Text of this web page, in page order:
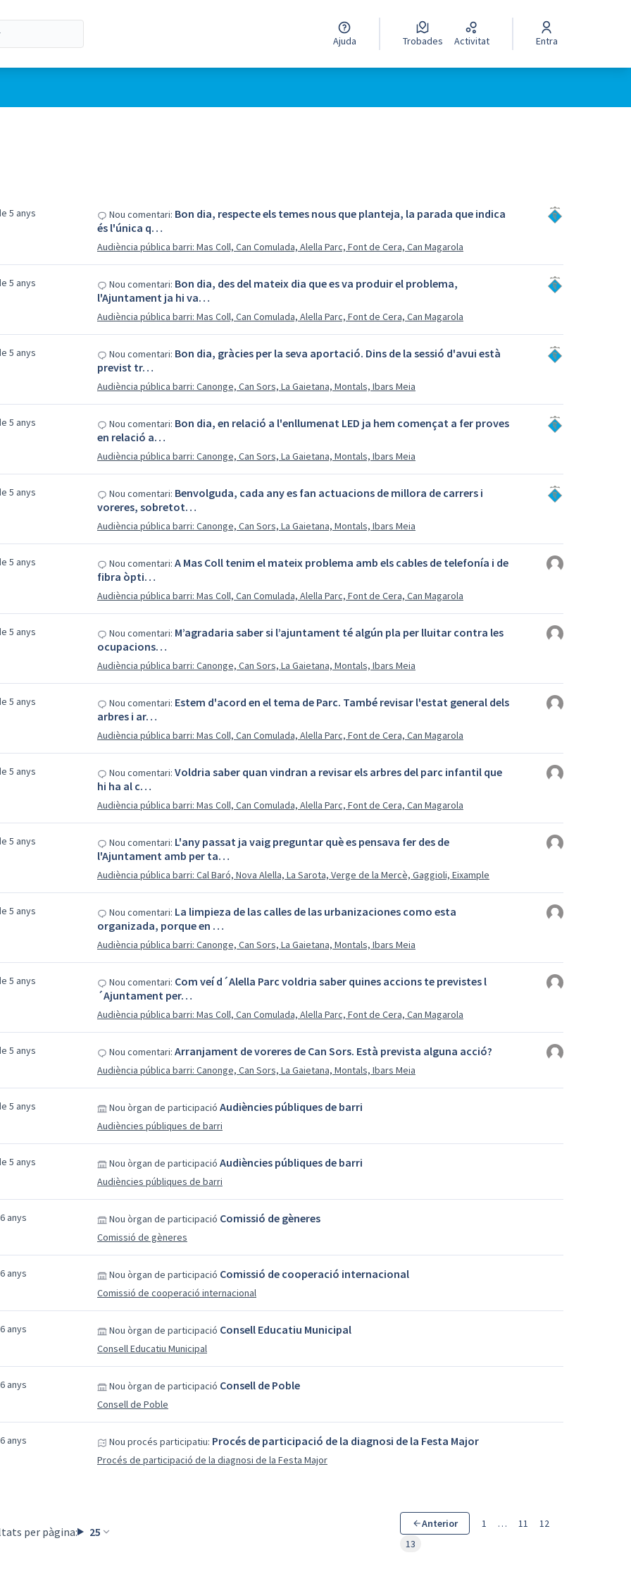
Ajuda Trobades Activitat Entra
5 anys Nou comentari: Bon dia, respecte els temes nous que planteja, la parada que indica
és l'única q…
Audiència pública barri: Mas Coll, Can Comulada, Alella Parc, Font de Cera, Can Magarola
5 anys Nou comentari: Bon dia, des del mateix dia que es va produir el problema,
l'Ajuntament ja hi va…
Audiència pública barri: Mas Coll, Can Comulada, Alella Parc, Font de Cera, Can Magarola
5 anys Nou comentari: Bon dia, gràcies per la seva aportació. Dins de la sessió d'avui està
previst tr…
Audiència pública barri: Canonge, Can Sors, La Gaietana, Montals, Ibars Meia
5 anys Nou comentari: Bon dia, en relació a l'enllumenat LED ja hem començat a fer proves
en relació a…
Audiència pública barri: Canonge, Can Sors, La Gaietana, Montals, Ibars Meia
5 anys Nou comentari: Benvolguda, cada any es fan actuacions de millora de carrers i
voreres, sobretot…
Audiència pública barri: Canonge, Can Sors, La Gaietana, Montals, Ibars Meia
5 anys Nou comentari: A Mas Coll tenim el mateix problema amb els cables de telefonía i de
fibra òpti…
Audiència pública barri: Mas Coll, Can Comulada, Alella Parc, Font de Cera, Can Magarola
5 anys Nou comentari: M’agradaria saber si l’ajuntament té algún pla per lluitar contra les
ocupacions…
Audiència pública barri: Canonge, Can Sors, La Gaietana, Montals, Ibars Meia
5 anys Nou comentari: Estem d'acord en el tema de Parc. També revisar l'estat general dels
arbres i ar…
Audiència pública barri: Mas Coll, Can Comulada, Alella Parc, Font de Cera, Can Magarola
5 anys Nou comentari: Voldria saber quan vindran a revisar els arbres del parc infantil que
hi ha al c…
Audiència pública barri: Mas Coll, Can Comulada, Alella Parc, Font de Cera, Can Magarola
5 anys Nou comentari: L'any passat ja vaig preguntar què es pensava fer des de
l'Ajuntament amb per ta…
Audiència pública barri: Cal Baró, Nova Alella, La Sarota, Verge de la Mercè, Gaggioli, Eixample
5 anys Nou comentari: La limpieza de las calles de las urbanizaciones como esta
organizada, porque en …
Audiència pública barri: Canonge, Can Sors, La Gaietana, Montals, Ibars Meia
5 anys Nou comentari: Com veí d´Alella Parc voldria saber quines accions te previstes l
´Ajuntament per…
Audiència pública barri: Mas Coll, Can Comulada, Alella Parc, Font de Cera, Can Magarola
5 anys Nou comentari: Arranjament de voreres de Can Sors. Està prevista alguna acció?
Audiència pública barri: Canonge, Can Sors, La Gaietana, Montals, Ibars Meia
5 anys Nou òrgan de participació Audiències públiques de barri
Audiències públiques de barri
5 anys Nou òrgan de participació Audiències públiques de barri
Audiències públiques de barri
anys Nou òrgan de participació Comissió de gèneres
Comissió de gèneres
anys Nou òrgan de participació Comissió de cooperació internacional
Comissió de cooperació internacional
anys Nou òrgan de participació Consell Educatiu Municipal
Consell Educatiu Municipal
anys Nou òrgan de participació Consell de Poble
Consell de Poble
anys Nou procés participatiu: Procés de participació de la diagnosi de la Festa Major
Procés de participació de la diagnosi de la Festa Major
per pàgina: 25
Anterior 1 … 11
12
13